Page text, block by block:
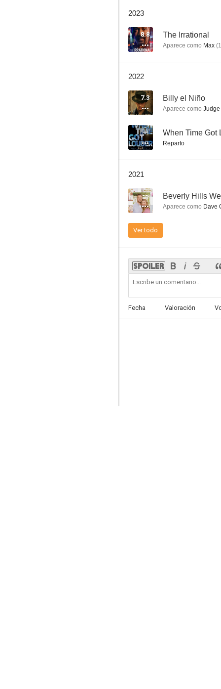
7.3
6.7
2023
8.8 The Irrational
Aparece como Max (1
2022
7.3 Billy el Niño
Aparece como
-- When Time Got
Reparto
2021
-- Beverly Hills
Aparece como Dave
Ver todo
Fecha Valoración